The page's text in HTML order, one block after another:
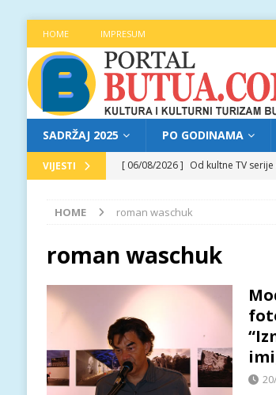
HOME IMPRESUM
SADRŽAJ 2025 PO GODINAMA
VIJESTI [ 06/08/2026 ] Od kultne TV
[ 05/08/2026 ] Grad, voda, drvo i
[ 04/08/2026 ]
Najava programa
HOME roman waschuk
roman waschuk